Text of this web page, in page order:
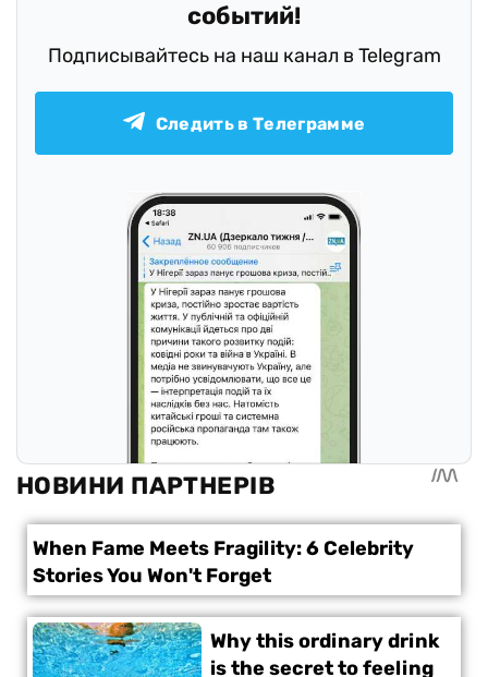
событий!
Подписывайтесь на наш канал в Telegram
Следить в Телеграмме